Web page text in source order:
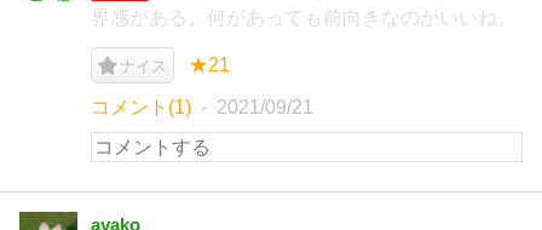
界感がある。何があっても前向きなのがいいね。
ナイス ★21
コメント(1) 2021/09/21
ayako